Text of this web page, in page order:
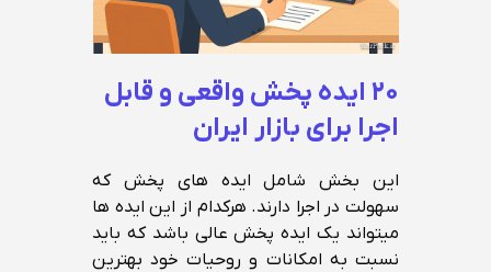
۲۰ ایده پخش واقعی و قابل
اجرا برای بازار ایران
این بخش شامل ایده های پخش که
سهولت در اجرا دارند. هرکدام از این ایده ها
میتواند یک ایده پخش عالی باشد که باید
نسبت به امکانات و روحیات خود بهترین